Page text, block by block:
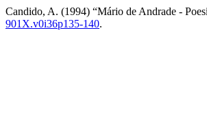
Candido, A. (1994) “Mário de Andrade -
901X.v0i36p135-140.